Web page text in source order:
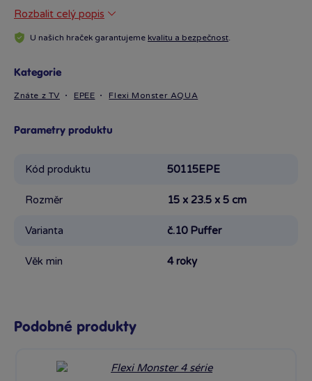
Rozbalit celý popis
U našich hraček garantujeme kvalitu a bezpečnost.
Kategorie
Znáte z TV EPEE Flexi Monster AQUA
Parametry produktu
Kód produktu 50115EPE
Rozměr 15 x 23.5 x 5 cm
Varianta č.10 Puffer
Věk min 4 roky
Podobné produkty